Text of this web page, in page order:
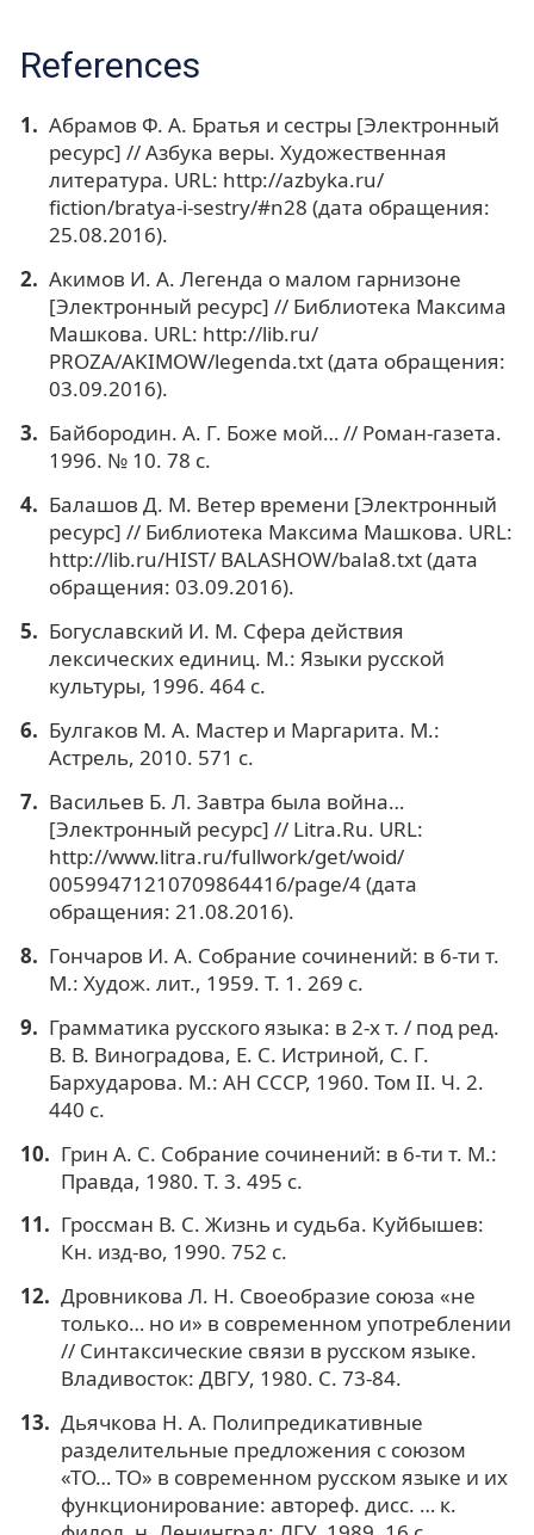
References
Абрамов Ф. А. Братья и сестры [Электронный
ресурс] // Азбука веры. Художественная
литература. URL: http://azbyka.ru/
fiction/bratya-i-sestry/#n28 (дата обращения:
25.08.2016).
Акимов И. А. Легенда о малом гарнизоне
[Электронный ресурс] // Библиотека Максима
Машкова. URL: http://lib.ru/
PROZA/AKIMOW/legenda.txt (дата обращения:
03.09.2016).
Байбородин. А. Г. Боже мой… // Роман-газета.
1996. № 10. 78 с.
Балашов Д. М. Ветер времени [Электронный
ресурс] // Библиотека Максима Машкова. URL:
http://lib.ru/HIST/ BALASHOW/bala8.txt (дата
обращения: 03.09.2016).
Богуславский И. М. Сфера действия
лексических единиц. М.: Языки русской
культуры, 1996. 464 с.
Булгаков М. А. Мастер и Маргарита. М.:
Астрель, 2010. 571 с.
Васильев Б. Л. Завтра была война…
[Электронный ресурс] // Litra.Ru. URL:
http://www.litra.ru/fullwork/get/woid/
00599471210709864416/page/4 (дата
обращения: 21.08.2016).
Гончаров И. А. Собрание сочинений: в 6-ти т.
М.: Худож. лит., 1959. Т. 1. 269 с.
Грамматика русского языка: в 2-х т. / под ред.
В. В. Виноградова, Е. С. Истриной, С. Г.
Бархударова. М.: АН СССР, 1960. Том II. Ч. 2.
440 с.
Грин А. С. Собрание сочинений: в 6-ти т. М.:
Правда, 1980. Т. 3. 495 с.
Гроссман В. С. Жизнь и судьба. Куйбышев:
Кн. изд-во, 1990. 752 с.
Дровникова Л. Н. Своеобразие союза «не
только… но и» в современном употреблении
// Синтаксические связи в русском языке.
Владивосток: ДВГУ, 1980. С. 73-84.
Дьячкова Н. А. Полипредикативные
разделительные предложения с союзом
«ТО… ТО» в современном русском языке и их
функционирование: автореф. дисс. … к.